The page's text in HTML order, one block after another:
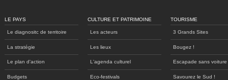
LE PAYS
Le diagnositc de territoire
La stratégie
Le plan d'action
Budgets
CULTURE ET PATRIMOINE
Les acteurs
Les lieux
L'agenda culturel
Eco-festivals
TOURISME
3 Grands Sites
Bougez !
Escapade sans voiture
Savourez le Sud !